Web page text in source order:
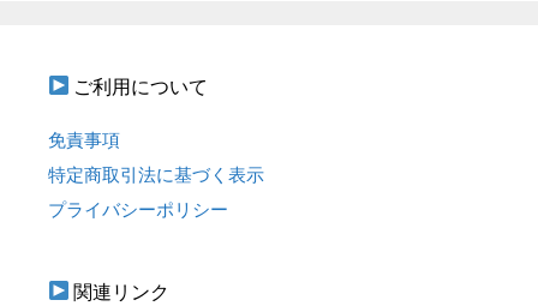
ご利用について
免責事項
特定商取引法に基づく表示
プライバシーポリシー
関連リンク